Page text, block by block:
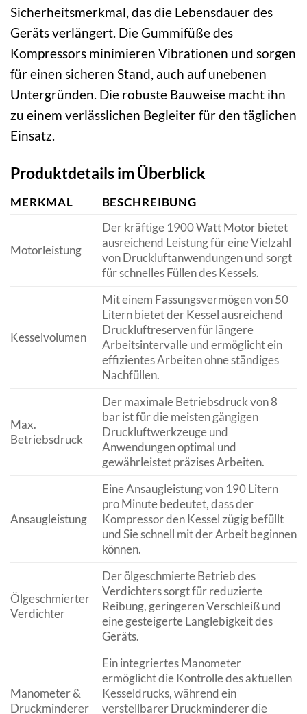
Sicherheitsmerkmal, das die Lebensdauer des
Geräts verlängert. Die Gummifüße des
Kompressors minimieren Vibrationen und sorgen
für einen sicheren Stand, auch auf unebenen
Untergründen. Die robuste Bauweise macht ihn
zu einem verlässlichen Begleiter für den täglichen
Einsatz.
Produktdetails im Überblick
MERKMAL BESCHREIBUNG
Motorleistung
Der kräftige 1900 Watt Motor bietet
ausreichend Leistung für eine Vielzahl
von Druckluftanwendungen und sorgt
für schnelles Füllen des Kessels.
Kesselvolumen
Mit einem Fassungsvermögen von 50
Litern bietet der Kessel ausreichend
Druckluftreserven für längere
Arbeitsintervalle und ermöglicht ein
effizientes Arbeiten ohne ständiges
Nachfüllen.
Max.
Betriebsdruck
Der maximale Betriebsdruck von 8
bar ist für die meisten gängigen
Druckluftwerkzeuge und
Anwendungen optimal und
gewährleistet präzises Arbeiten.
Ansaugleistung
Eine Ansaugleistung von 190 Litern
pro Minute bedeutet, dass der
Kompressor den Kessel zügig befüllt
und Sie schnell mit der Arbeit beginnen
können.
Ölgeschmierter
Verdichter
Der ölgeschmierte Betrieb des
Verdichters sorgt für reduzierte
Reibung, geringeren Verschleiß und
eine gesteigerte Langlebigkeit des
Geräts.
Manometer &
Druckminderer
Ein integriertes Manometer
ermöglicht die Kontrolle des aktuellen
Kesseldrucks, während ein
verstellbarer Druckminderer die